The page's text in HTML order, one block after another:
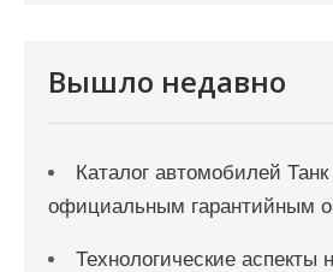
Вышло недавно
Каталог автомобилей Танк
официальным гарантийным
Технологические аспекты